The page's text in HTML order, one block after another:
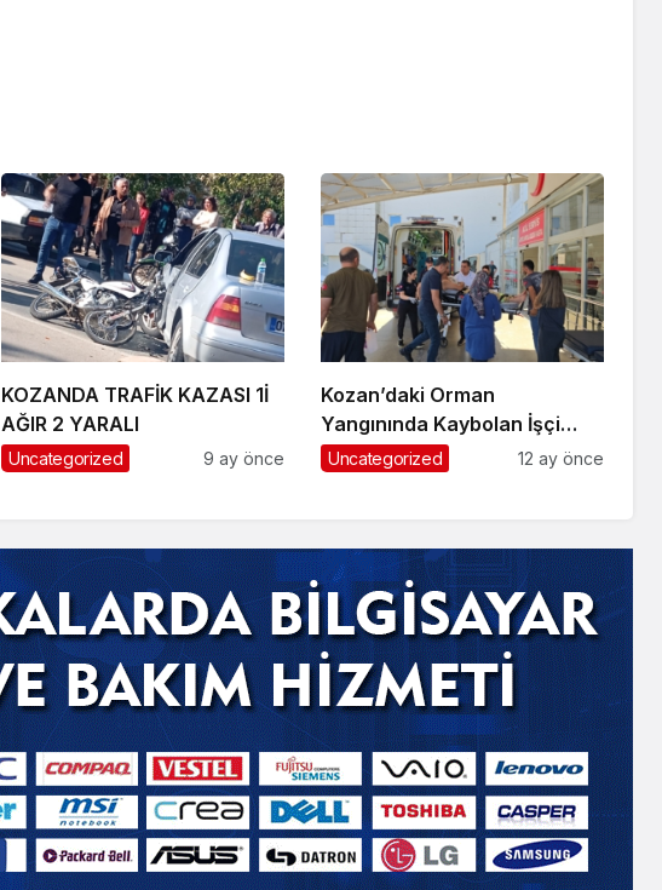
KOZANDA TRAFİK KAZASI 1İ
AĞIR 2 YARALI
Uncategorized 9 ay önce
Kozan’daki Orman
Yangınında Kaybolan İşçi
Bulundu
Uncategorized 12 ay önce